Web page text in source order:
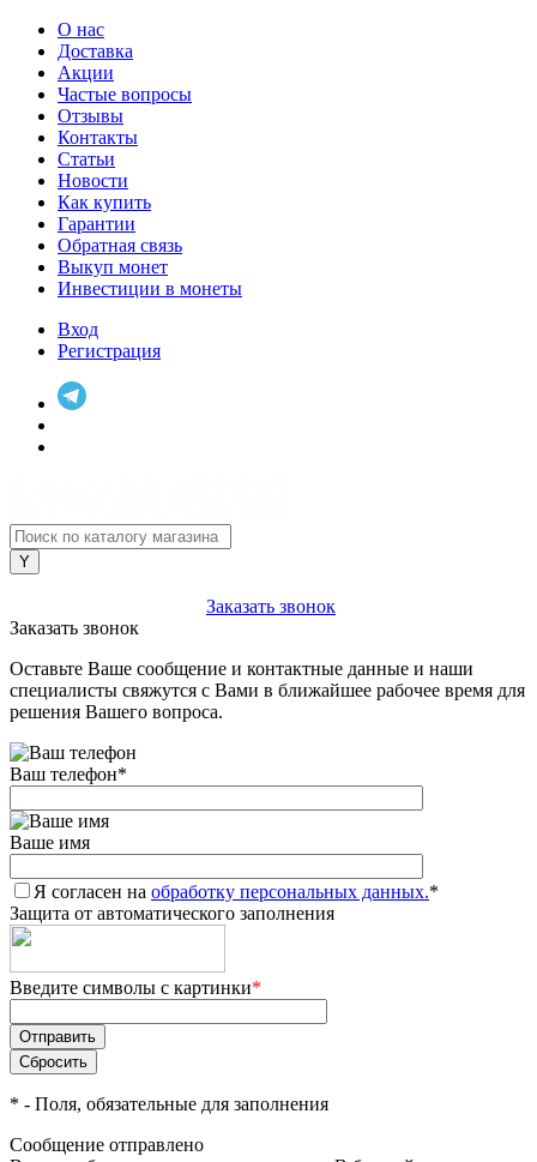
О нас
Доставка
Акции
Частые вопросы
Отзывы
Контакты
Статьи
Новости
Как купить
Гарантии
Обратная связь
Выкуп монет
Инвестиции в монеты
Вход
Регистрация
Заказать звонок
Заказать звонок
Оставьте Ваше сообщение и контактные данные и наши
специалисты свяжутся с Вами в ближайшее рабочее время для
решения Вашего вопроса.
Ваш телефон*
Ваше имя
Я согласен на обработку персональных данных.*
Защита от автоматического заполнения
Введите символы с картинки*
* - Поля, обязательные для заполнения
Сообщение отправлено